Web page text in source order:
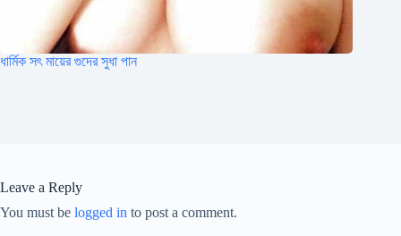
ধার্মিক সৎ মায়ের গুদের সুধা পান
Leave a Reply
You must be logged in to post a comment.